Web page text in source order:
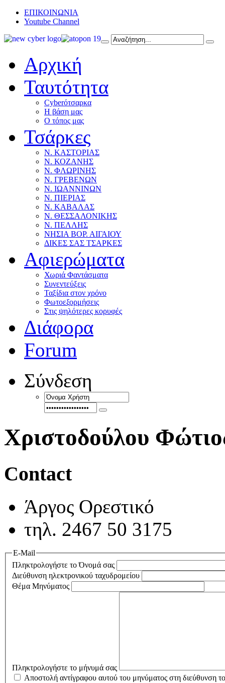
ΕΠΙΚΟΙΝΩΝΙΑ
Youtube Channel
Αρχική
Ταυτότητα
Cyberότσαρκα
Η βάση μας
Ο τόπος μας
Τσάρκες
Ν. ΚΑΣΤΟΡΙΑΣ
Ν. ΚΟΖΑΝΗΣ
Ν. ΦΛΩΡΙΝΗΣ
Ν. ΓΡΕΒΕΝΩΝ
Ν. ΙΩΑΝΝΙΝΩΝ
Ν. ΠΙΕΡΙΑΣ
Ν. ΚΑΒΑΛΑΣ
Ν. ΘΕΣΣΑΛΟΝΙΚΗΣ
Ν. ΠΕΛΛΗΣ
ΝΗΣΙΑ ΒΟΡ. ΑΙΓΑΙΟΥ
ΔΙΚΕΣ ΣΑΣ ΤΣΑΡΚΕΣ
Αφιερώματα
Χωριά Φαντάσματα
Συνεντεύξεις
Ταξίδια στον χρόνο
Φωτοεξορμήσεις
Στις ψηλότερες κορυφές
Διάφορα
Forum
Σύνδεση
Χριστοδούλου
Contact
Άργος Ορεστικό
τηλ. 2467 50 3175
E-Mail
Πληκτρολογήστε το Όνομά σας
Διεύθυνση ηλεκτρονικού ταχυδρομείου
Θέμα Μηνύματος
Πληκτρολογήστε το μήνυμά σας
Αποστολή αντίγραφου αυτού του μηνύματος στη διεύθυνση